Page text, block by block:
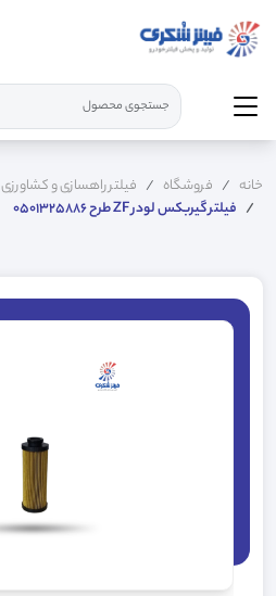
خانه فروشگاه فیلتر راهسازی و کشاورزی
فیلتر گیربکس لودر ZF طرح 0501325886